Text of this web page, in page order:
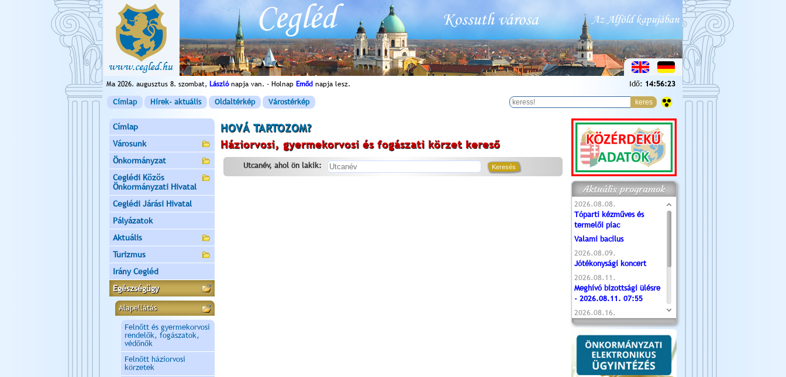
Ma 2026. augusztus 8. szombat, Lászlónapja van. - Holnap Emőd napja lesz. Idő: 14:56:24
Címlap Hírek- aktuális Oldaltérkép Várostérkép
Címlap
Városunk
Önkormányzat
Ceglédi Közös
Önkormányzati Hivatal
Ceglédi Járási Hivatal
Pályázatok
Aktuális
Turizmus
Irány Cegléd
Egészségügy
Alapellátás
Felnőtt és gyermekorvosi
rendelők, fogászatok,
védőnők
Felnőtt háziorvosi
körzetek
HOVÁ TARTOZOM?
Háziorvosi, gyermekorvosi és fogászati körzet kereső
Utcanév, ahol ön lakik:
Aktuális programok
2026.08.08.
Tóparti kézműves és
termelői piac
Valami bacilus
2026.08.09.
Jótékonysági koncert
2026.08.11.
Meghívó bizottsági ülésre
- 2026.08.11. 07:55
2026.08.16.
Újvárosi Közlekedési és
Sportnap
2026.08.19.
Ceglédi fotóklub kiállítás
2026.08.20.